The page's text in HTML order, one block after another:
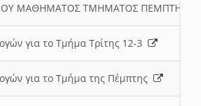
2ΟΥ ΜΑΘΗΜΑΤΟΣ ΤΜΗΜΑΤΟΣ
για το Τμήμα Τρίτης 12-3
για το Τμήμα της Πέμπτης